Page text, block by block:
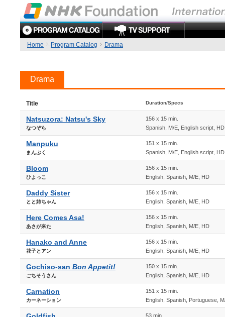
Home Program Catalog Drama
Drama
Title Duration/Specs
Natsuzora: Natsu's Sky
なつぞら
156 x 15 min.
Spanish, M/E, English script, HD
Manpuku
まんぷく
151 x 15 min.
Spanish, M/E, English script, HD
Bloom
ひよっこ
156 x 15 min.
English, Spanish, M/E, HD
Daddy Sister
とと姉ちゃん
156 x 15 min.
English, Spanish, M/E, HD
Here Comes Asa!
あさが来た
156 x 15 min.
English, Spanish, M/E, HD
Hanako and Anne
花子とアン
156 x 15 min.
English, Spanish, M/E, HD
Gochiso-san Bon Appetit!
ごちそうさん
150 x 15 min.
English, Spanish, M/E, HD
Carnation
カーネーション
151 x 15 min.
English, Spanish, Portuguese,
53 min.